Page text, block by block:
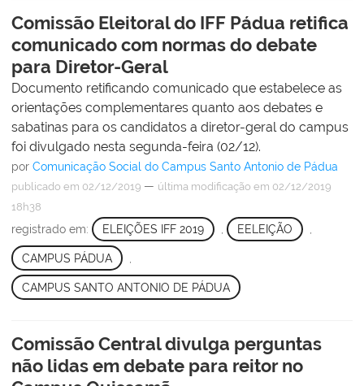
Comissão Eleitoral do IFF Pádua retifica
comunicado com normas do debate
para Diretor-Geral
Documento retificando comunicado que estabelece as
orientações complementares quanto aos debates e
sabatinas para os candidatos a diretor-geral do campus
foi divulgado nesta segunda-feira (02/12).
por Comunicação Social do Campus Santo Antonio de Pádua
publicado em 02/12/2019 — última modificação em 02/12/2019
18h38
registrado em: ELEIÇÕES IFF 2019 EELEIÇÃO
CAMPUS PÁDUA
CAMPUS SANTO ANTONIO DE PÁDUA
Comissão Central divulga perguntas
não lidas em debate para reitor no